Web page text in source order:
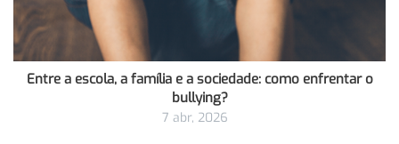
Entre a escola, a família e a sociedade: como enfrentar o
bullying?
7 abr, 2026